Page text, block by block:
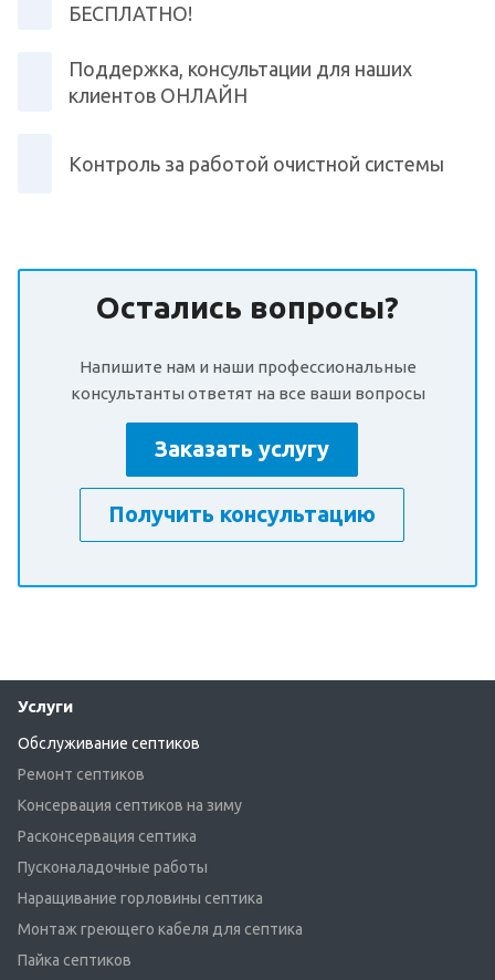
БЕСПЛАТНО!
Поддержка, консультации для наших
клиентов ОНЛАЙН
Контроль за работой очистной системы
Остались вопросы?
Напишите нам и наши профессиональные
консультанты ответят на все ваши вопросы
Заказать услугу
Получить консультацию
Услуги
Обслуживание септиков
Ремонт септиков
Консервация септиков на зиму
Расконсервация септика
Пусконаладочные работы
Наращивание горловины септика
Монтаж греющего кабеля для септика
Пайка септиков